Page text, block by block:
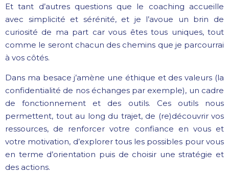
Et tant d’autres questions que le coaching accueille
avec simplicité et sérénité, et je l’avoue un brin de
curiosité de ma part car vous êtes tous uniques, tout
comme le seront chacun des chemins que je parcourrai
à vos côtés.
Dans ma besace j’amène une éthique et des valeurs (la
confidentialité de nos échanges par exemple), un cadre
de fonctionnement et des outils. Ces outils nous
permettent, tout au long du trajet, de (re)découvrir vos
ressources, de renforcer votre confiance en vous et
votre motivation, d’explorer tous les possibles pour vous
en terme d’orientation puis de choisir une stratégie et
des actions.